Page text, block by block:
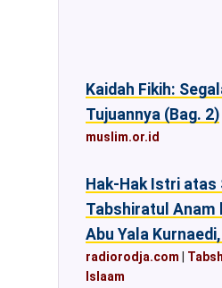
Kaidah Fikih:
Tujuannya (Bag. 2)
muslim.or.id
Hak-Hak Istri atas
Tabshiratul Anam
Abu Yala
radiorodja.com
Islaam